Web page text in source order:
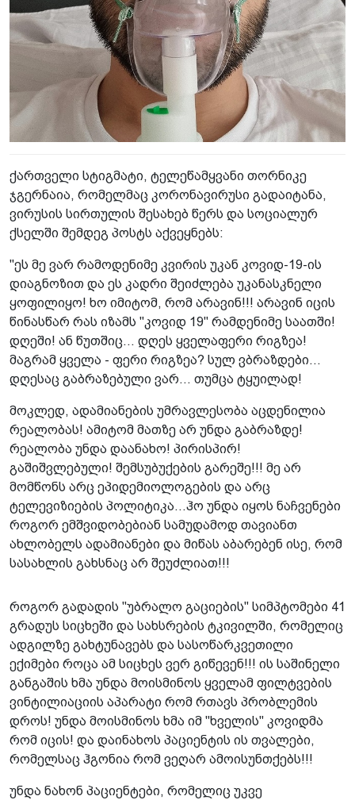
ქართველი სტიგმატი, ტელეწამყვანი თორნიკე
ჯგერნაია, რომელმაც კორონავირუსი გადაიტანა,
ვირუსის სირთულის შესახებ წერს და სოციალურ
ქსელში შემდეგ პოსტს აქვეყნებს:
"ეს მე ვარ რამოდენიმე კვირის უკან კოვიდ-19-ის
დიაგნოზით და ეს კადრი შეიძლება უკანასკნელი
ყოფილიყო! ხო იმიტომ, რომ არავინ!!! არავინ იცის
წინასწარ რას იზამს "კოვიდ 19" რამდენიმე საათში!
დღეში! ან წუთშიც... დღეს ყველაფერი რიგზეა!
მაგრამ ყველა - ფერი რიგზეა? სულ ვბრაზდები...
დღესაც გაბრაზებული ვარ... თუმცა ტყუილად!
მოკლედ, ადამიანების უმრავლესობა აცდენილია
რეალობას! ამიტომ მათზე არ უნდა გაბრაზდე!
რეალობა უნდა დაანახო! პირისპირ!
გაშიშვლებული! შემსუბუქების გარეშე!!! მე არ
მომწონს არც ეპიდემიოლოგების და არც
ტელევიზიების პოლიტიკა...ჰო უნდა იყოს ნაჩვენები
როგორ ემშვიდობებიან სამუდამოდ თავიანთ
ახლობელს ადამიანები და მიწას აბარებენ ისე, რომ
სასახლის გახსნაც არ შეუძლიათ!!!
როგორ გადადის "უბრალო გაციების" სიმპტომები 41
გრადუს სიცხეში და სახსრების ტკივილში, რომელიც
ადგილზე გახტუნავებს და სასოწარკვეთილი
ექიმები როცა ამ სიცხეს ვერ გიწევენ!!! ის საშინელი
განგაშის ხმა უნდა მოისმინოს ყველამ ფილტვების
ვინტილიაციის აპარატი რომ რთავს პრობლემის
დროს! უნდა მოისმინოს ხმა იმ "ხველის" კოვიდმა
რომ იცის! და დაინახოს პაციენტის ის თვალები,
რომელსაც ჰგონია რომ ვეღარ ამოისუნთქებს!!!
უნდა ნახონ პაციენტები, რომელიც უკვე